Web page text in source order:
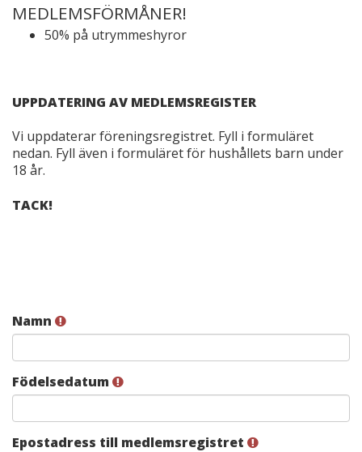
MEDLEMSFÖRMÅNER!
50% på utrymmeshyror
UPPDATERING AV MEDLEMSREGISTER
Vi uppdaterar föreningsregistret. Fyll i formuläret
nedan. Fyll även i formuläret för hushållets barn under
18 år.
TACK!
Namn
Födelsedatum
Epostadress till medlemsregistret